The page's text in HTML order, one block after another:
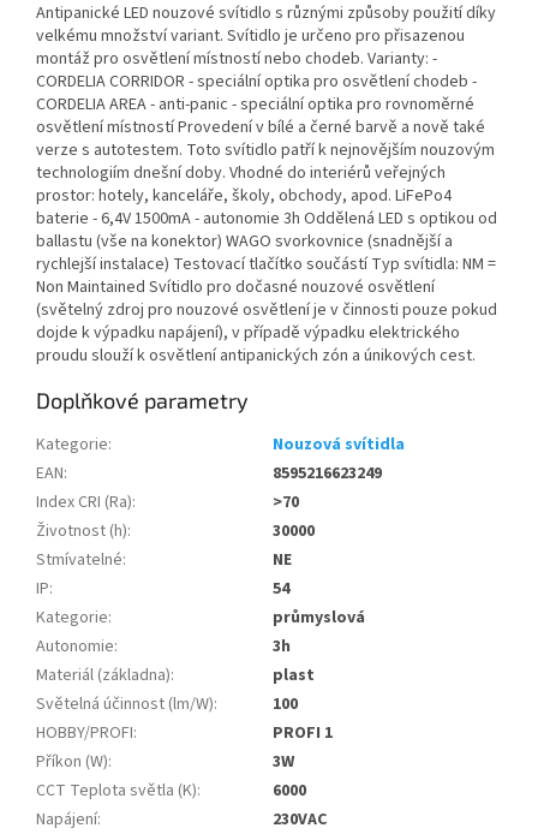
Antipanické LED nouzové svítidlo s různými způsoby použití díky
velkému množství variant. Svítidlo je určeno pro přisazenou
montáž pro osvětlení místností nebo chodeb. Varianty: -
CORDELIA CORRIDOR - speciální optika pro osvětlení chodeb -
CORDELIA AREA - anti-panic - speciální optika pro rovnoměrné
osvětlení místností Provedení v bílé a černé barvě a nově také
verze s autotestem. Toto svítidlo patří k nejnovějším nouzovým
technologiím dnešní doby. Vhodné do interiérů veřejných
prostor: hotely, kanceláře, školy, obchody, apod. LiFePo4
baterie - 6,4V 1500mA - autonomie 3h Oddělená LED s optikou od
ballastu (vše na konektor) WAGO svorkovnice (snadnější a
rychlejší instalace) Testovací tlačítko součástí Typ svítidla: NM =
Non Maintained Svítidlo pro dočasné nouzové osvětlení
(světelný zdroj pro nouzové osvětlení je v činnosti pouze pokud
dojde k výpadku napájení), v případě výpadku elektrického
proudu slouží k osvětlení antipanických zón a únikových cest.
Doplňkové parametry
Kategorie:
Nouzová svítidla
EAN:
8595216623249
Index CRI (Ra):
>70
Životnost (h):
30000
Stmívatelné:
NE
IP:
54
Kategorie:
průmyslová
Autonomie:
3h
Materiál (základna):
plast
Světelná účinnost (lm/W):
100
HOBBY/PROFI:
PROFI 1
Příkon (W):
3W
CCT Teplota světla (K):
6000
Napájení:
230VAC